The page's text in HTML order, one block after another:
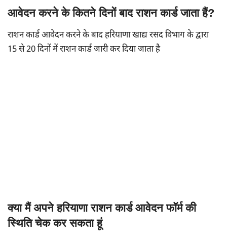
आवेदन करने के कितने दिनों बाद राशन कार्ड जाता हैं?
राशन कार्ड आवेदन करने के बाद हरियाणा खाद्य रसद विभाग के द्वारा
15 से 20 दिनों में राशन कार्ड जारी कर दिया जाता है
क्या मैं अपने हरियाणा राशन कार्ड आवेदन फॉर्म की
स्थिति चेक कर सकता हूं